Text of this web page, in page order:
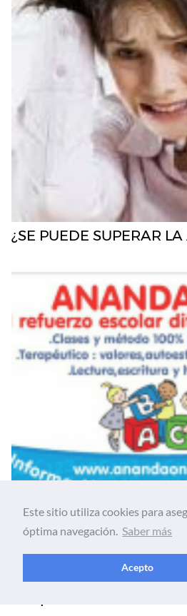
¿SE PUEDE SUPERAR
ANANDAKIDS:Refuerzo
Este sitio utiliza cookies para
óptima navegación. Saber más
Acepto